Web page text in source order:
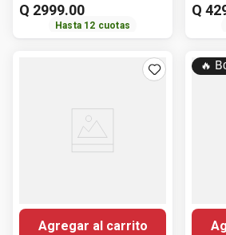
Q 2999.00
Hasta 12 cuotas
Q
Agregar al carrito
🔥